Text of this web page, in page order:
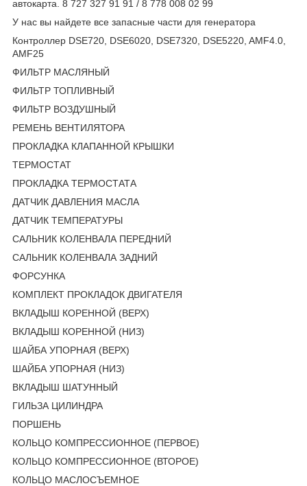
автокарта. 8 727 327 91 91 / 8 778 008 02 99
У нас вы найдете все запасные части для генератора
Контроллер DSE720, DSE6020, DSE7320, DSE5220, AMF4.0,
AMF25
ФИЛЬТР МАСЛЯНЫЙ
ФИЛЬТР ТОПЛИВНЫЙ
ФИЛЬТР ВОЗДУШНЫЙ
РЕМЕНЬ ВЕНТИЛЯТОРА
ПРОКЛАДКА КЛАПАННОЙ КРЫШКИ
ТЕРМОСТАТ
ПРОКЛАДКА ТЕРМОСТАТА
ДАТЧИК ДАВЛЕНИЯ МАСЛА
ДАТЧИК ТЕМПЕРАТУРЫ
САЛЬНИК КОЛЕНВАЛА ПЕРЕДНИЙ
САЛЬНИК КОЛЕНВАЛА ЗАДНИЙ
ФОРСУНКА
КОМПЛЕКТ ПРОКЛАДОК ДВИГАТЕЛЯ
ВКЛАДЫШ КОРЕННОЙ (ВЕРХ)
ВКЛАДЫШ КОРЕННОЙ (НИЗ)
ШАЙБА УПОРНАЯ (ВЕРХ)
ШАЙБА УПОРНАЯ (НИЗ)
ВКЛАДЫШ ШАТУННЫЙ
ГИЛЬЗА ЦИЛИНДРА
ПОРШЕНЬ
КОЛЬЦО КОМПРЕССИОННОЕ (ПЕРВОЕ)
КОЛЬЦО КОМПРЕССИОННОЕ (ВТОРОЕ)
КОЛЬЦО МАСЛОСЪЕМНОЕ